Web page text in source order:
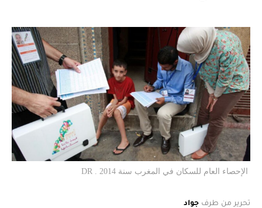
الإحصاء العام للسكان في المغرب سنة 2014 . DR
تحرير من طرف جواد